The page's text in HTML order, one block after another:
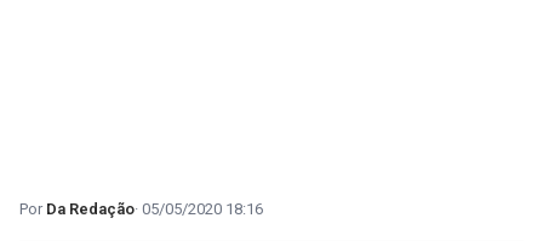
Da Redação 05/05/2020 18:16